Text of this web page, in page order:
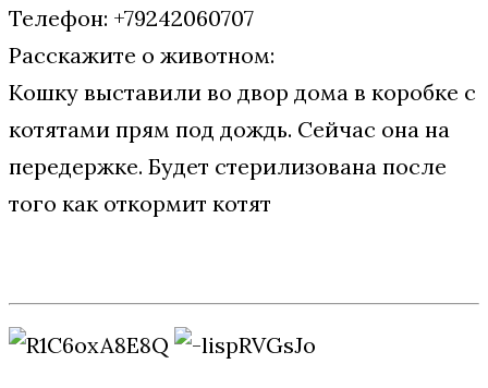
Телефон: +79242060707
Расскажите о животном:
Кошку выставили во двор дома в коробке с
котятами прям под дождь. Сейчас она на
передержке. Будет стерилизована после
того как откормит котят